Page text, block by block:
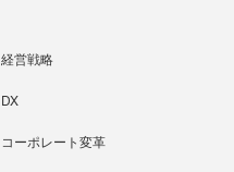
経営戦略
DX
コーポレート変革